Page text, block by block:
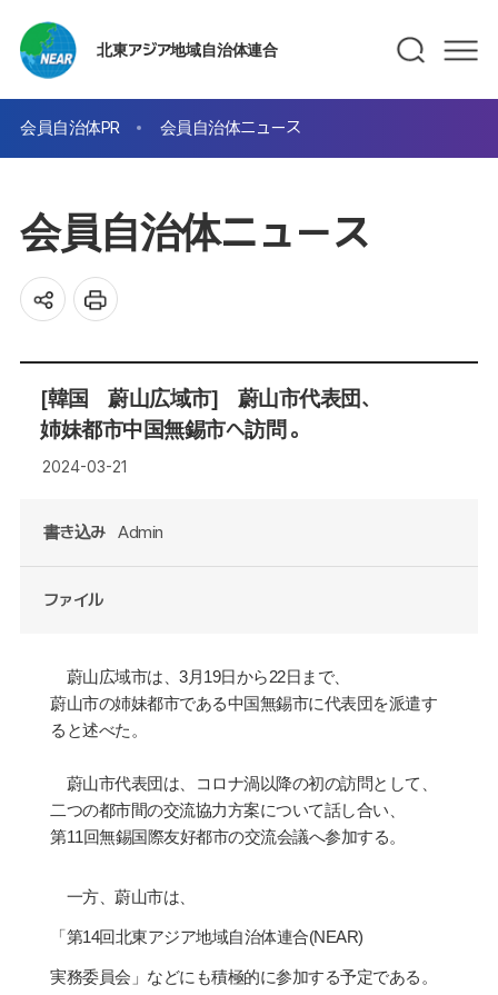
北東アジア地域自治体連合
会員自治体PR 会員自治体ニュース
会員自治体ニュース
[韓国 蔚山広域市] 蔚山市代表団、
姉妹都市中国無錫市へ訪問 。
2024-03-21
書き込み Admin
ファイル
蔚山広域市は、 3月 19日から22日まで、
蔚山市の姉妹都市である中国無錫市に代表団を派遣す
ると述べた。
蔚山市代表団は、コロナ渦以降の初の訪問として、
二つの都市間の交流協力方案について話し合い、
第11回無錫国際友好都市の交流会議へ参加する。
一方、蔚山市は、
「第14回北東アジア地域自治体連合(NEAR)
実務委員会」などにも積極的に参加する予定である。